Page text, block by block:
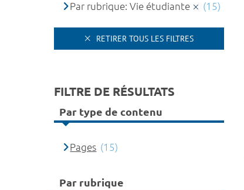
Par rubrique: Vie étudiante
(15)
RETIRER TOUS LES FILTRES
FILTRE DE RÉSULTATS
Par type de contenu
Pages (15)
Par rubrique